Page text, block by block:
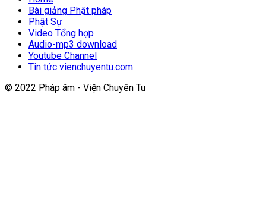
Bài giảng Phật pháp
Phật Sự
Video Tổng hợp
Audio-mp3 download
Youtube Channel
Tin tức vienchuyentu.com
© 2022 Pháp âm - Viện Chuyên Tu